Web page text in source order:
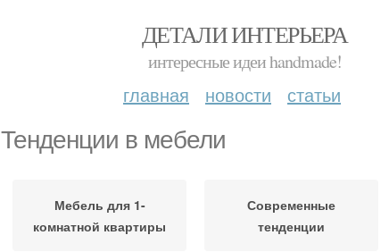
ДЕТАЛИ ИНТЕРЬЕРА
интересные идеи handmade!
главная новости статьи
Тенденции в мебели
Мебель для 1-
комнатной квартиры
Современные
тенденции